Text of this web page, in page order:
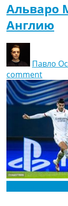
Альваро
Англию
Павло
comment